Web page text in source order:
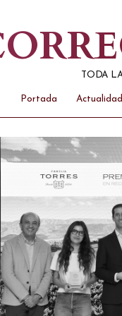
TODA
Portada Actualidad